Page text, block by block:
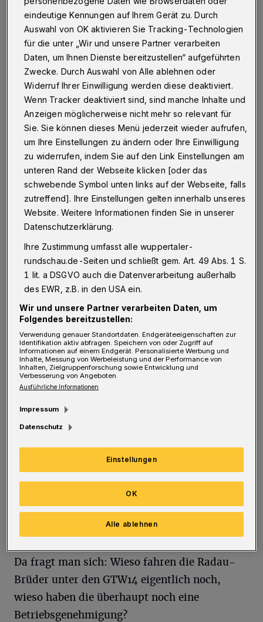
Betr.: „WSW sanieren nun die Schwebebahn-
Fahrschiene“
14.10.2020 , 12:51 Uhr Eine Minute Lesezeit
E s ist ja schön, dass den Stadtwerken
plötzlich die Belange der Schwebebahn-
Anwohner wichtig scheinen und die
Gerüstarbeiten während der
Betriebsunterbrechung tagsüber statt nachts
stattfinden. Die Überhöhungen an den
Schweiß-/Schienenstößen, bei denen jede
Bahn eher mehr oder wenig laut mit jedem
Radsatz drüberknallt, gibt es allerdings seit
dem neuen Traggerüst – also mitunter 20
Jahre lang. Wieso werden diese Überhöhungen
erst seit kurzem glattgeschliffen?
Nun kommen noch gewisse „Rappelkisten“
hinzu, die mit ihren kaltverformten
Vorbeifahrt Lärmpegel von gut 90 dB(A)
blauen GTW14 unter gleichen Bedingungen mit
rund 70 dB(A) vorbeischweben, also einem
Zehntel des Lärms.
Da fragt man sich: Wieso fahren die Radau-
Brüder unter den GTW14 eigentlich noch,
wieso haben die überhaupt noch eine
Betriebsgenehmigung?
eindeutige Kennungen auf Ihrem Gerät zu. Durch
Auswahl von OK aktivieren Sie Tracking-Technologien
für die unter „Wir und unsere Partner verarbeiten
Daten, um Ihnen Dienste bereitzustellen“ aufgeführten
Zwecke. Durch Auswahl von Alle ablehnen oder
Widerruf Ihrer Einwilligung werden diese deaktiviert.
Wenn Tracker deaktiviert sind, sind manche Inhalte und
Anzeigen möglicherweise nicht mehr so relevant für
Sie. Sie können dieses Menü jederzeit wieder aufrufen,
um Ihre Einstellungen zu ändern oder Ihre Einwilligung
zu widerrufen, indem Sie auf den Link Einstellungen am
unteren Rand der Webseite klicken [oder das
schwebende Symbol unten links auf der Webseite, falls
zutreffend]. Ihre Einstellungen gelten innerhalb unseres
Website. Weitere Informationen finden Sie in unserer
Datenschutzerklärung.
Ihre Zustimmung umfasst alle wuppertaler-
rundschau.de-Seiten und schließt gem. Art. 49 Abs. 1 S.
1 lit. a DSGVO auch die Datenverarbeitung außerhalb
des EWR, z.B. in den USA ein.
Wir und unsere Partner verarbeiten Daten, um
Folgendes bereitzustellen:
Verwendung genauer Standortdaten. Endgeräteeigenschaften zur
Identifikation aktiv abfragen. Speichern von oder Zugriff auf
Informationen auf einem Endgerät. Personalisierte Werbung und
Inhalte, Messung von Werbeleistung und der Performance von
Inhalten, Zielgruppenforschung sowie Entwicklung und
Verbesserung von Angeboten.
Ausführliche Informationen
Impressum
Datenschutz
Einstellungen
Alle ablehnen
OK